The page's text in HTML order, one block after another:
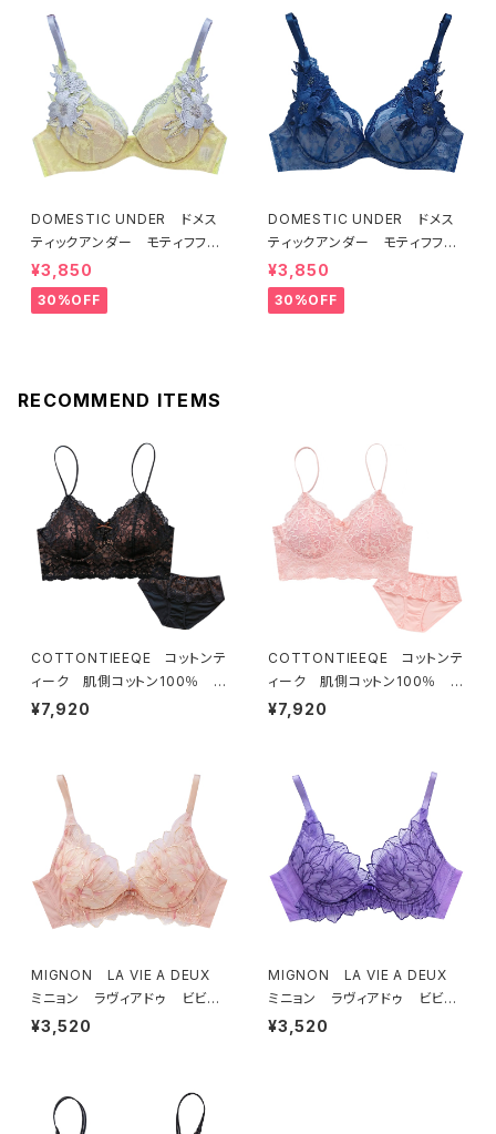
DOMESTIC UNDER ドメス
ティックアンダー モティフフル
ール ブラジャー（レモネード）
D2255 送料無料
¥3,850
30%OFF
DOMESTIC UNDER ドメス
ティックアンダー モティフフル
ール ブラジャー（ブルー）D22
55
¥3,850
30%OFF
RECOMMEND ITEMS
COTTONTIEEQE コットンテ
ィーク 肌側コットン100％ ソ
フトブラ ＆ ショーツセット（ブラ
¥7,920
COTTONTIEEQE コットンテ
ィーク 肌側コットン100％ ソ
フトブラ ＆ ショーツセット（ピー
¥7,920
MIGNON LA VIE A DEUX
ミニョン ラヴィアドゥ ビビア
ーナ ブラジャー（ピーチ）M20
¥3,520
MIGNON LA VIE A DEUX
ミニョン ラヴィアドゥ ビビア
ーナ ブラジャー（ヴィオレッタ）
¥3,520